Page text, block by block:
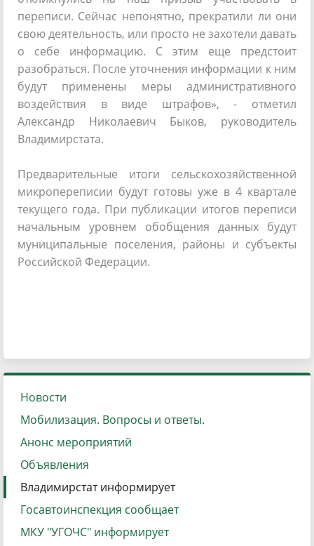
переписи. Сейчас непонятно, прекратили ли они
свою деятельность, или просто не захотели давать
о себе информацию. С этим еще предстоит
разобраться. После уточнения информации к ним
будут применены меры административного
воздействия в виде штрафов», - отметил
Александр Николаевич Быков, руководитель
Владимирстата.
Предварительные итоги сельскохозяйственной
микропереписии будут готовы уже в 4 квартале
текущего года. При публикации итогов переписи
начальным уровнем обобщения данных будут
муниципальные поселения, районы и субъекты
Российской Федерации.
Новости
Мобилизация. Вопросы и ответы.
Анонс мероприятий
Объявления
Владимирстат информирует
Госавтоинспекция сообщает
МКУ "УГОЧС" информирует